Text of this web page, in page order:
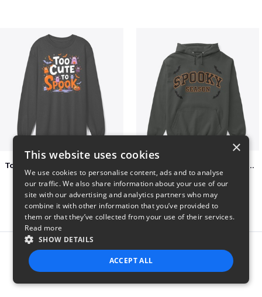
$37
Varsity Halloween Spooky Season Letter
$29
Report this product
×
This website uses cookies
We use cookies to personalise content, ads and to analyse
our traffic. We also share information about your use of our
site with our advertising and analytics partners who may
combine it with other information that you’ve provided to
them or that they’ve collected from your use of their services.
Read more
SHOW DETAILS
ACCEPT ALL
STRICTLY NECESSARY PERFORMANCE